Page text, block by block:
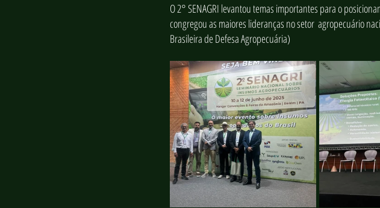
O 2° SENAGRI levantou temas importantes para o
congregou as maiores lideranças no setor  agropecuário
Brasileira de Defesa Agropecuária)